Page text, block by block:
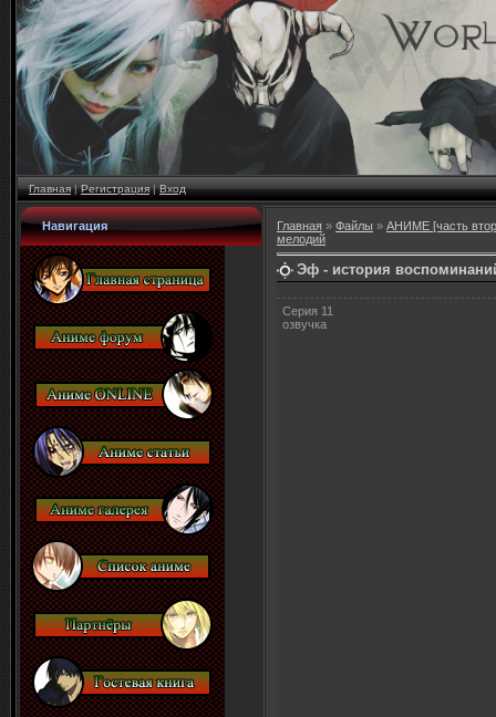
Главная|Регистрация|Вход
Навигация Главная » Файлы » АНИМЕ [часть
мелодий
Эф - история
Серия 11
озвучка